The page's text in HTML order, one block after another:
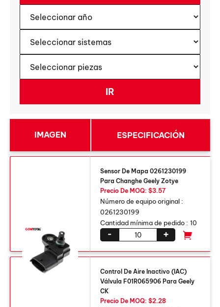
IMAGEN ESPECIFICACIÓN
Sensor De Mapa 0261230199
Para Changhe Geely Zotye
Precio De MOQ: $3.57
Número de equipo original :
0261230199
Cantidad mínima de pedido : 10
+
-
Control De Aire Inactivo (IAC)
Válvula F01R065906 Para Geely
CK
Precio De MOQ: $2.28